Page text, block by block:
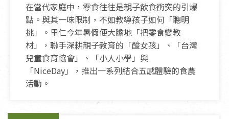
在當代家庭中，零食往往是親子飲食衝突的引爆
點。與其一味限制，不如教導孩子如何「聰明
挑」。里仁今年暑假便大膽地「把零食變教
材」，聯手深耕親子教育的「酸女孩」、「台灣
兒童食育協會」、「小人小學」與
「NiceDay」，推出一系列結合五感體驗的食農
活動。